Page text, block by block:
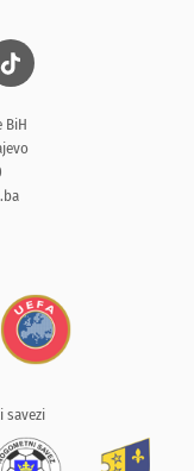
BiH
savezi